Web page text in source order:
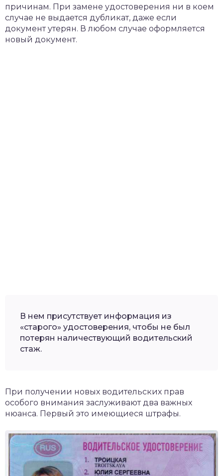
причинам. При замене удостоверения ни в коем
случае не выдается дубликат, даже если
документ утерян. В любом случае оформляется
новый документ.
В нем присутствует информация из
«старого» удостоверения, чтобы не был
потерян наличествующий водительский
стаж.
При получении новых водительских прав
особого внимания заслуживают два важных
нюанса. Первый это имеющиеся штрафы.